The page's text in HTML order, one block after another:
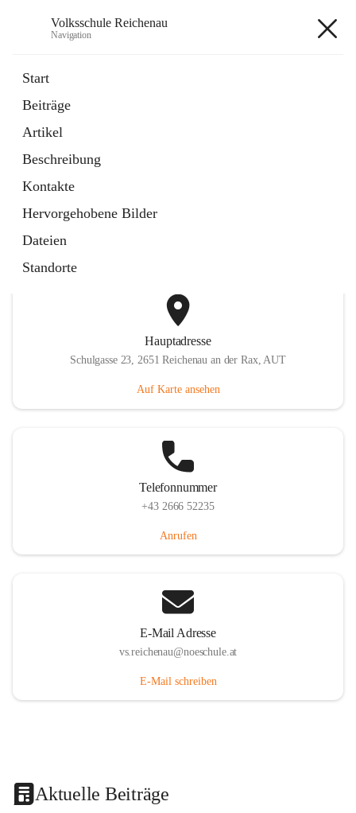
Volksschule Reichenau
Navigation
Start
Beiträge
Artikel
Beschreibung
Kontakte
Hervorgehobene Bilder
Dateien
Standorte
Externe Webseite
in
Tab
Toni Klix Maustraining
Externe Webseite
öffnet
in
neuem
Tab
Hauptadresse
Schulgasse 23, 2651 Reichenau an der Rax, AUT
Auf Karte ansehen
Telefonnummer
+43 2666 52235
Anrufen
E-Mail Adresse
vs.reichenau@noeschule.at
E-Mail schreiben
Aktuelle Beiträge